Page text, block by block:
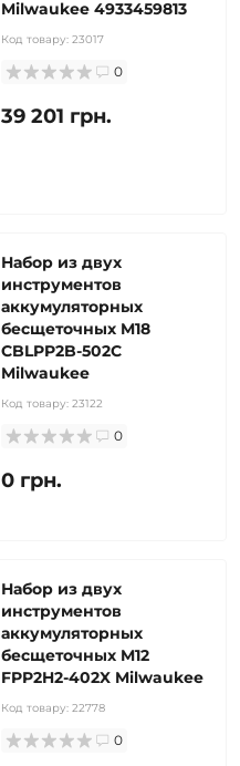
Milwaukee 4933459813
Код товару: 23017
0
39 201 грн.
Набор из двух
инструментов
аккумуляторных
бесщеточных M18
CBLPP2B-502C
Milwaukee
Код товару: 23122
0
0 грн.
Набор из двух
инструментов
аккумуляторных
бесщеточных M12
FPP2H2-402X Milwaukee
Код товару: 22778
0